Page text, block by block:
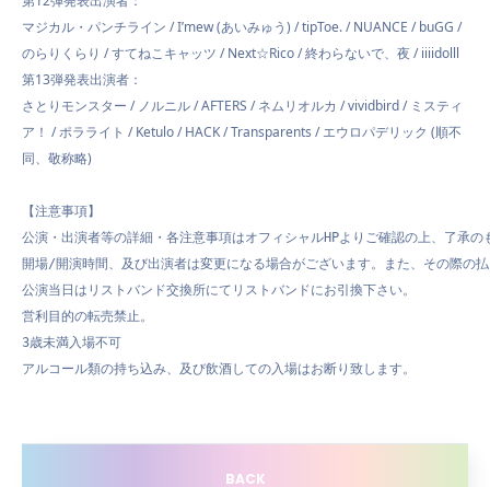
マジカル・パンチライン / I’mew (あいみゅう) / tipToe. / NUANCE / buGG /
のらりくらり / すてねこキャッツ / Next☆Rico / 終わらないで、夜 / iiiidolll
第13弾発表出演者：
さとりモンスター / ノルニル / AFTERS / ネムリオルカ / vividbird / ミスティ
ア！ / ポラライト / Ketulo / HACK / Transparents / エウロパデリック (順不
同、敬称略)
【注意事項】
公演・出演者等の詳細・各注意事項はオフィシャルHPよりご確認の上、了承の
開場/開演時間、及び出演者は変更になる場合がございます。また、その際の
公演当日はリストバンド交換所にてリストバンドにお引換下さい。
営利目的の転売禁止。
3歳未満入場不可
アルコール類の持ち込み、及び飲酒しての入場はお断り致します。
BACK